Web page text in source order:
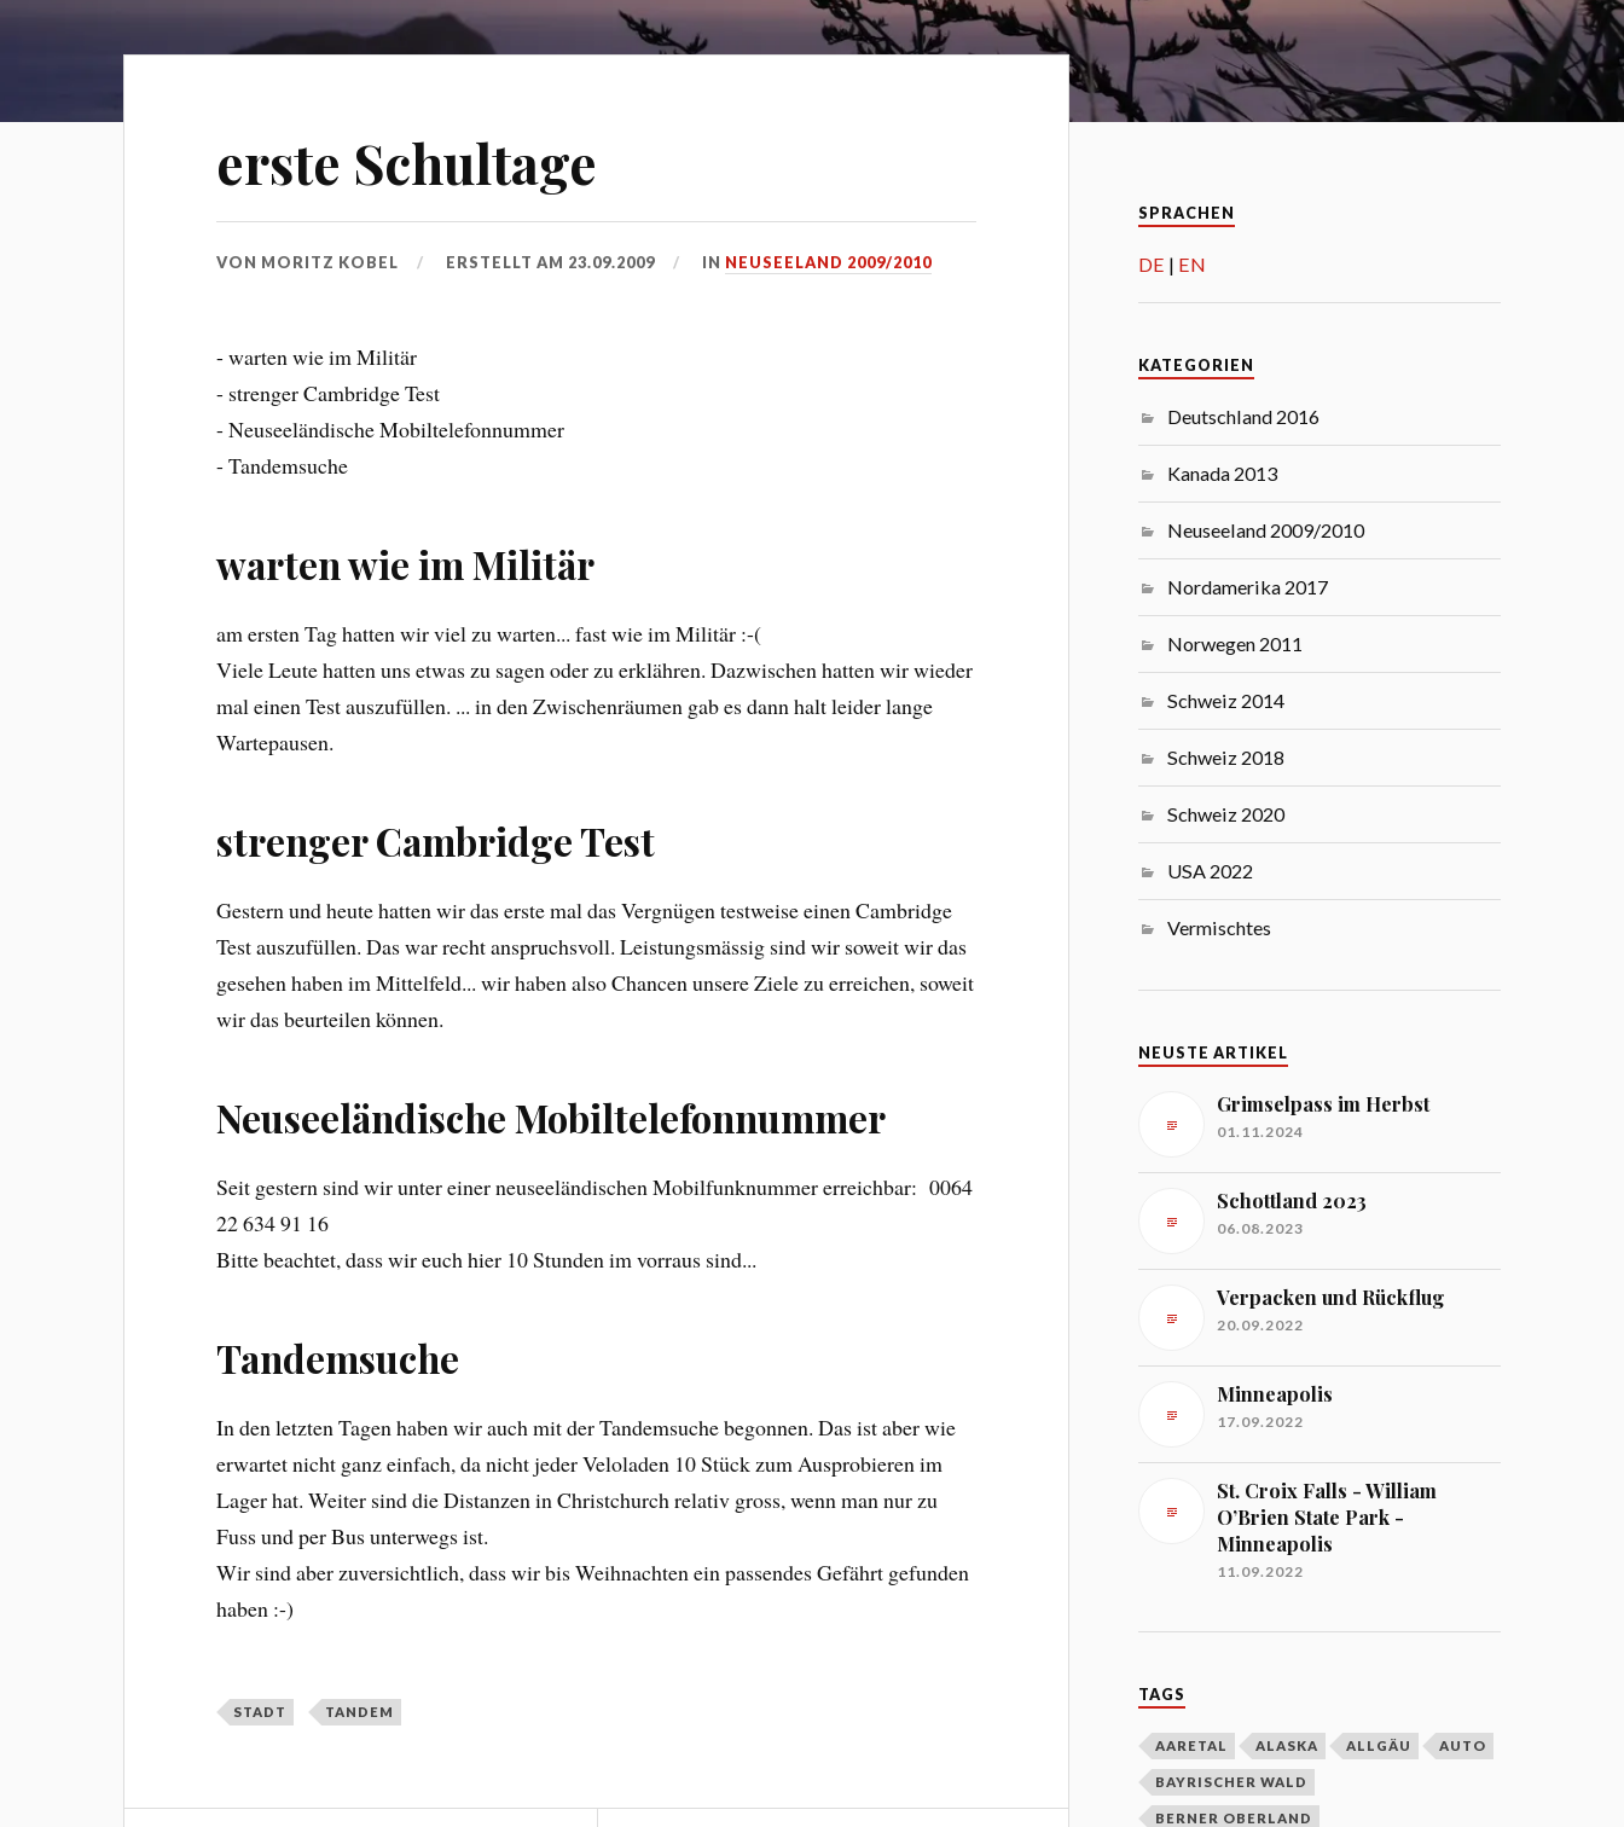
erste Schultage
VON MORITZ KOBEL ERSTELLT AM 23.09.2009 IN NEUSEELAND 2009/2010
- warten wie im Militär
- strenger Cambridge Test
- Neuseeländische Mobiltelefonnummer
- Tandemsuche
warten wie im Militär
am ersten Tag hatten wir viel zu warten... fast wie im Militär :-(
Viele Leute hatten uns etwas zu sagen oder zu erklähren. Dazwischen hatten wir wieder
mal einen Test auszufüllen. ... in den Zwischenräumen gab es dann halt leider lange
Wartepausen.
strenger Cambridge Test
Gestern und heute hatten wir das erste mal das Vergnügen testweise einen Cambridge
Test auszufüllen. Das war recht anspruchsvoll. Leistungsmässig sind wir soweit wir das
gesehen haben im Mittelfeld... wir haben also Chancen unsere Ziele zu erreichen, soweit
wir das beurteilen können.
Neuseeländische Mobiltelefonnummer
Seit gestern sind wir unter einer neuseeländischen Mobilfunknummer erreichbar: 0064
22 634 91 16
Bitte beachtet, dass wir euch hier 10 Stunden im vorraus sind...
Tandemsuche
In den letzten Tagen haben wir auch mit der Tandemsuche begonnen. Das ist aber wie
erwartet nicht ganz einfach, da nicht jeder Veloladen 10 Stück zum Ausprobieren im
Lager hat. Weiter sind die Distanzen in Christchurch relativ gross, wenn man nur zu
Fuss und per Bus unterwegs ist.
Wir sind aber zuversichtlich, dass wir bis Weihnachten ein passendes Gefährt gefunden
haben :-)
STADT TANDEM
SPRACHEN
DE EN
KATEGORIEN
Deutschland 2016
Kanada 2013
Neuseeland 2009/2010
Nordamerika 2017
Norwegen 2011
Schweiz 2014
Schweiz 2018
Schweiz 2020
USA 2022
Vermischtes
NEUSTE ARTIKEL
Grimselpass im Herbst
01.11.2024
Schottland 2023
06.08.2023
Verpacken und Rückflug
20.09.2022
Minneapolis
17.09.2022
St. Croix Falls - William
O’Brien State Park -
Minneapolis
11.09.2022
TAGS
AARETAL ALASKA ALLGÄU AUTO
BAYRISCHER WALD
BERNER OBERLAND